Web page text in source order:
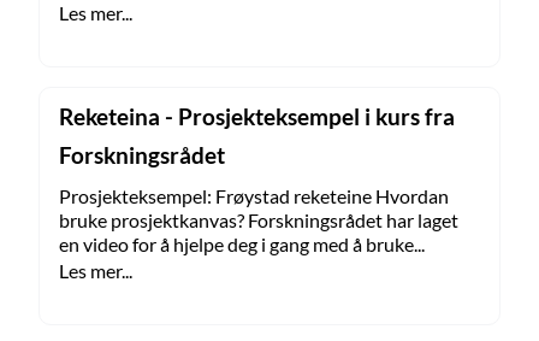
Les mer...
Reketeina - Prosjekteksempel i kurs fra
Forskningsrådet
Prosjekteksempel: Frøystad reketeine Hvordan
bruke prosjektkanvas? Forskningsrådet har laget
en video for å hjelpe deg i gang med å bruke...
Les mer...